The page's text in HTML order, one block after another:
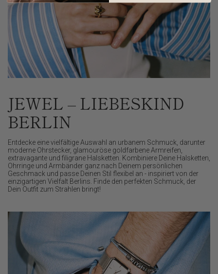
JEWEL – LIEBESKIND
BERLIN
Entdecke eine vielfältige Auswahl an urbanem Schmuck, darunter
moderne Ohrstecker, glamouröse goldfarbene Armreifen,
extravagante und filigrane Halsketten. Kombiniere Deine Halsketten,
Ohrringe und Armbänder ganz nach Deinem persönlichen
Geschmack und passe Deinen Stil flexibel an - inspiriert von der
einzigartigen Vielfalt Berlins. Finde den perfekten Schmuck, der
Dein Outfit zum Strahlen bringt!